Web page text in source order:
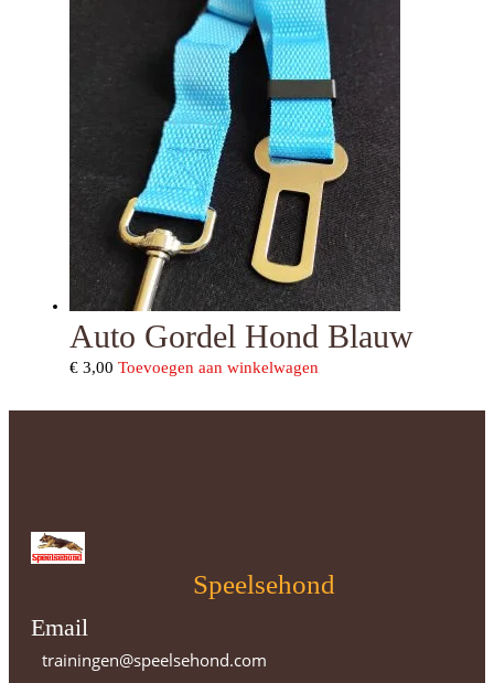
Auto Gordel Hond Blauw
€ 3,00 Toevoegen aan winkelwagen
Speelsehond
Email
trainingen@speelsehond.com